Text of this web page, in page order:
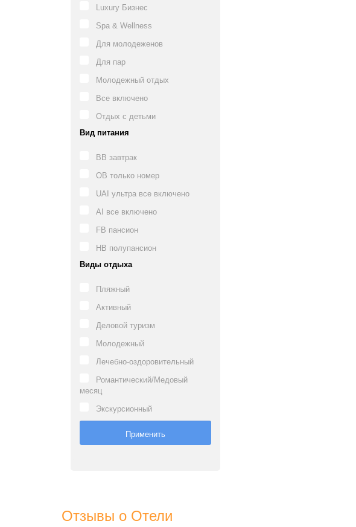
Luxury Бизнес
Spa & Wellness
Для молодеженов
Для пар
Молодежный отдых
Все включено
Отдых с детьми
Вид питания
BB завтрак
OB только номер
UAI ультра все включено
AI все включено
FB пансион
HB полупансион
Виды отдыха
Пляжный
Активный
Деловой туризм
Молодежный
Лечебно-оздоровительный
Романтический/Медовый
месяц
Экскурсионный
Отзывы о Отели